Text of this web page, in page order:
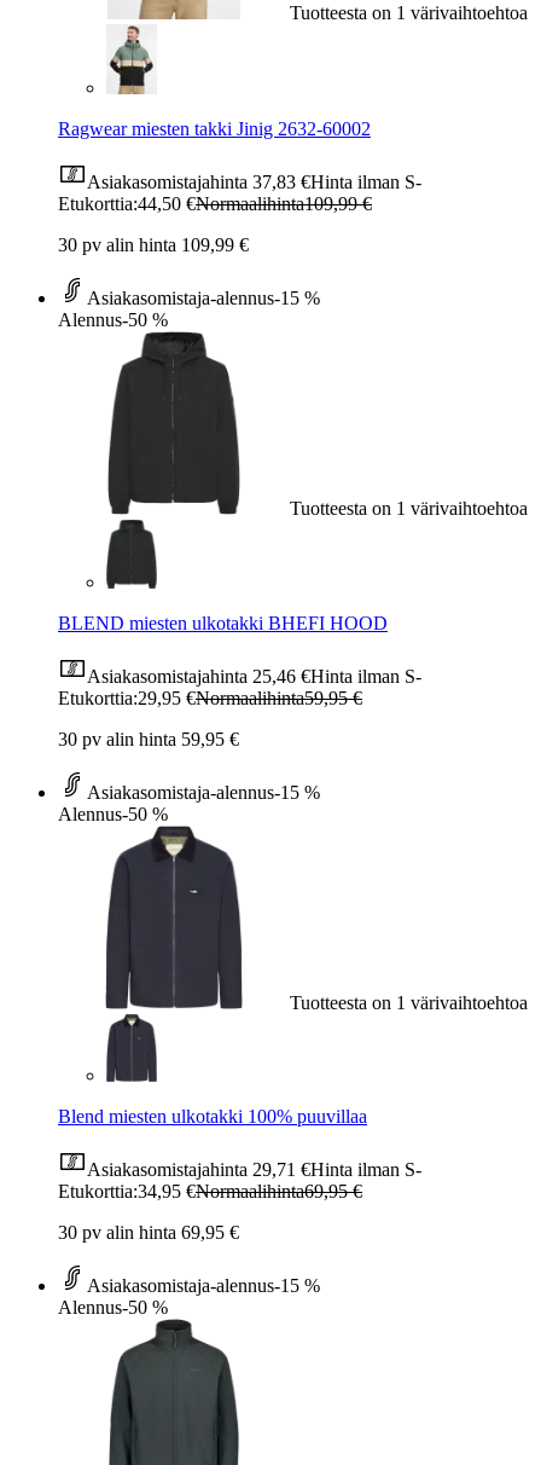
Tuotteesta on 1 värivaihtoehtoa
Ragwear miesten takki Jinig 2632-60002
Asiakasomistajahinta 37,83 €Hinta ilman S-
Etukorttia:44,50 €Normaalihinta109,99 €
30 pv alin hinta 109,99 €
Asiakasomistaja-alennus-15 %
Alennus-50 %
Tuotteesta on 1 värivaihtoehtoa
BLEND miesten ulkotakki BHEFI HOOD
Asiakasomistajahinta 25,46 €Hinta ilman S-
Etukorttia:29,95 €Normaalihinta59,95 €
30 pv alin hinta 59,95 €
Asiakasomistaja-alennus-15 %
Alennus-50 %
Tuotteesta on 1 värivaihtoehtoa
Blend miesten ulkotakki 100% puuvillaa
Asiakasomistajahinta 29,71 €Hinta ilman S-
Etukorttia:34,95 €Normaalihinta69,95 €
30 pv alin hinta 69,95 €
Asiakasomistaja-alennus-15 %
Alennus-50 %